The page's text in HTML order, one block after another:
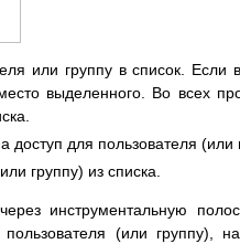
или группу в список. Если
выделенного. Во всех
для пользователя (или
группу) из списка.
инструментальную
(или группу),